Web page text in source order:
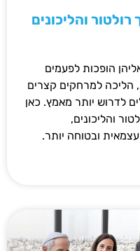
והליכונים
הופכות לפעמים
הליכה למרחקים קצרים
לדרוש יותר מאמץ. כאן
והליכונים,
ובטוחה יותר.